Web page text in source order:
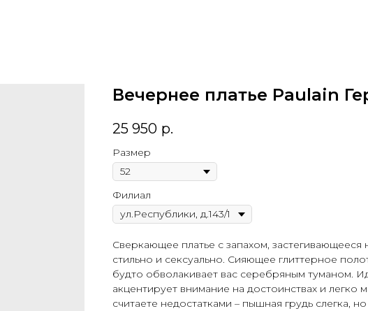
Вечернее платье Paulain
25 950 р.
Размер
Филиал
Сверкающее платье с запахом, застегивающееся
стильно и сексуально. Сияющее глиттерное
будто обволакивает вас серебряным туманом.
акцентирует внимание на достоинствах и легко
считаете недостатками – пышная грудь слегка,